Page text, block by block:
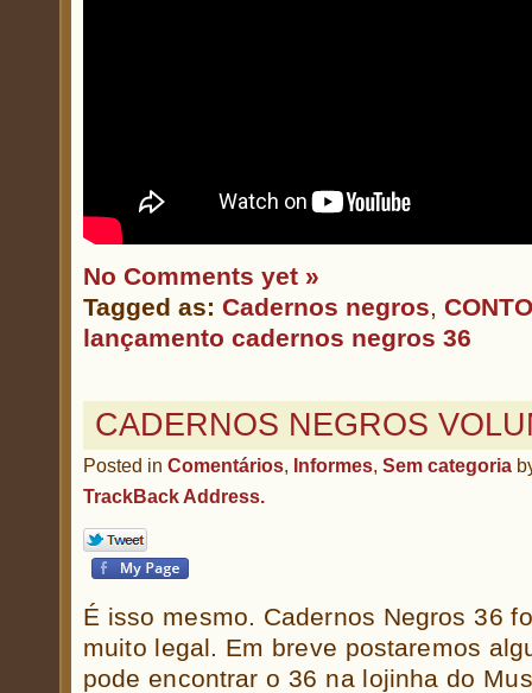
No Comments yet »
Tagged as: Cadernos negros,
lançamento cadernos negros 36
CADERNOS NEGROS
Posted in Comentários, Informes, Sem categoria
TrackBack Address.
É isso mesmo. Cadernos Negros 36
muito legal. Em breve postaremos
pode encontrar o 36 na lojinha do